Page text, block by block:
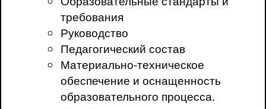
требования
Руководство
Педагогический состав
Материально-техническое
обеспечение и оснащенность
образовательного процесса.